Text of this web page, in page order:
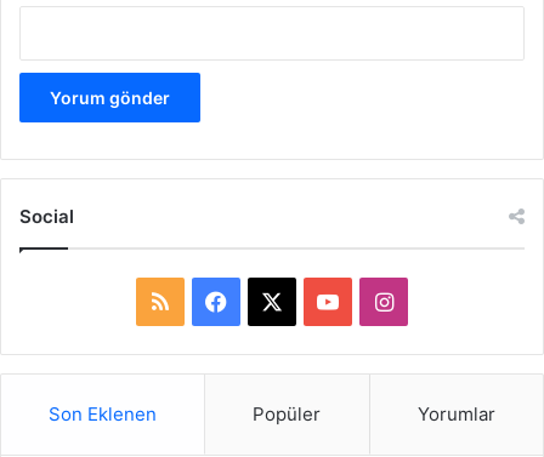
Social
S
a
o
I
n
Son Eklenen Popüler Yorumlar